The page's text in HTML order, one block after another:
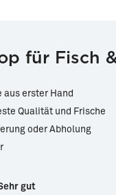
für Fisch
aus erster Hand
Qualität und Frische
oder Abholung
gut